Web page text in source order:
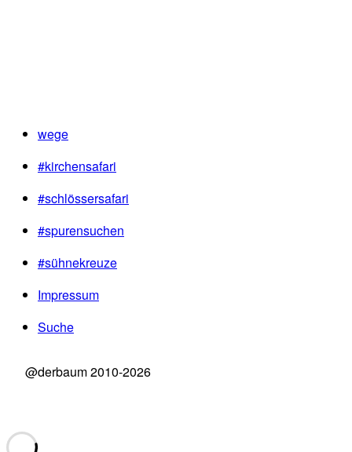
wege
#kirchensafari
#schlössersafari
#spurensuchen
#sühnekreuze
Impressum
Suche
@derbaum 2010-2026